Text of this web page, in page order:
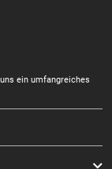
ein umfangreiches